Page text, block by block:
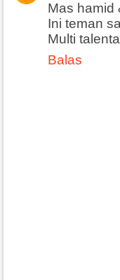
Mas hamid
Ini teman
Multi
Balas